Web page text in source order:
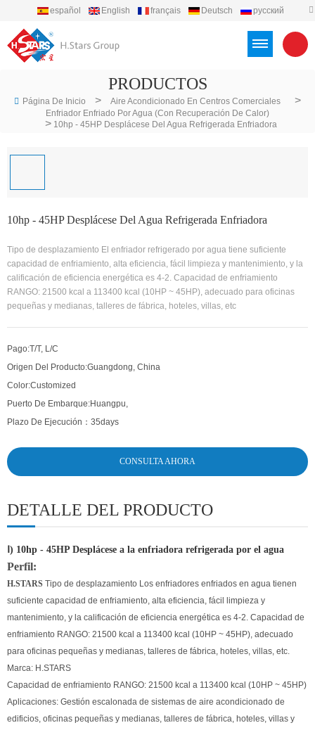
español English français Deutsch
русский
PRODUCTOS
Página De Inicio > Aire Acondicionado En Centros Comerciales >
Enfriador Enfriado Por Agua (con Recuperación De Calor)
> 10hp - 45HP Desplácese Del Agua Refrigerada Enfriadora
10hp - 45HP Desplácese Del Agua Refrigerada Enfriadora
Tipo de desplazamiento El enfriador refrigerado por agua tiene suficiente
capacidad de enfriamiento, alta eficiencia, fácil limpieza y mantenimiento, y la
calificación de eficiencia energética es 4-2. Capacidad de enfriamiento
RANGO: 21500 kcal a 113400 kcal (10HP ~ 45HP), adecuado para oficinas
pequeñas y medianas, talleres de fábrica, hoteles, villas, etc
Pago:T/T, L/C
Origen Del Producto:Guangdong, China
Color:Customized
Puerto De Embarque:Huangpu,
Plazo De Ejecución： 35days
CONSULTA AHORA
DETALLE DEL PRODUCTO
Ⅰ) 10hp - 45HP Desplácese a la enfriadora refrigerada por el agua
Perfil:
H.STARS Tipo de desplazamiento Los enfriadores enfriados en agua tienen
suficiente capacidad de enfriamiento, alta eficiencia, fácil limpieza y
mantenimiento, y la calificación de eficiencia energética es 4-2. Capacidad de
enfriamiento RANGO: 21500 kcal a 113400 kcal (10HP ~ 45HP), adecuado
para oficinas pequeñas y medianas, talleres de fábrica, hoteles, villas, etc.
Marca: H.STARS
Capacidad de enfriamiento RANGO: 21500 kcal a 113400 kcal (10HP ~ 45HP)
Aplicaciones: Gestión escalonada de sistemas de aire acondicionado de
edificios, oficinas pequeñas y medianas, talleres de fábrica, hoteles, villas y